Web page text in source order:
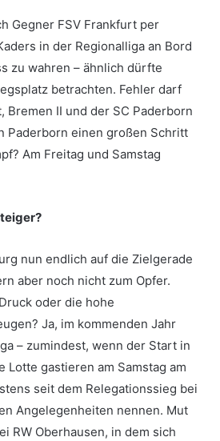
Gegner FSV Frankfurt per
in der Regionalliga an Bord
zu wahren – ähnlich dürfte
betrachten. Fehler darf
II und der SC Paderborn
Paderborn einen großen Schritt
Am Freitag und Samstag
nun endlich auf die Zielgerade
aber noch nicht zum Opfer.
oder die hohe
Ja, im kommenden Jahr
– zumindest, wenn der Start in
gastieren am Samstag am
seit dem Relegationssieg bei
Angelegenheiten nennen. Mut
RW Oberhausen, in dem sich